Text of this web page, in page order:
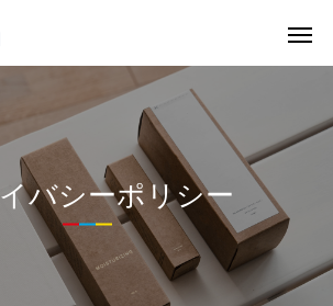
バシーポリシー